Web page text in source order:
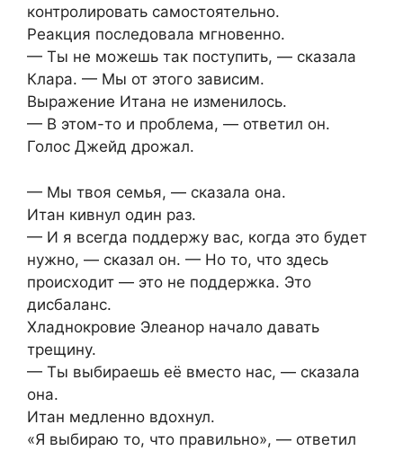
контролировать самостоятельно.
Реакция последовала мгновенно.
— Ты не можешь так поступить, — сказала
Клара. — Мы от этого зависим.
Выражение Итана не изменилось.
— В этом-то и проблема, — ответил он.
Голос Джейд дрожал.
— Мы твоя семья, — сказала она.
Итан кивнул один раз.
— И я всегда поддержу вас, когда это будет
нужно, — сказал он. — Но то, что здесь
происходит — это не поддержка. Это
дисбаланс.
Хладнокровие Элеанор начало давать
трещину.
— Ты выбираешь её вместо нас, — сказала
она.
Итан медленно вдохнул.
«Я выбираю то, что правильно», — ответил